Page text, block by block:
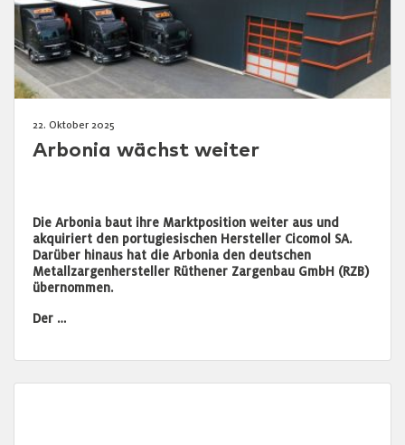
22. Oktober 2025
Arbonia wächst weiter
Die Arbonia baut ihre Marktposition weiter aus und
akquiriert den portugiesischen Hersteller Cicomol SA.
Darüber hinaus hat die Arbonia den deutschen
Metallzargenhersteller Rüthener Zargenbau GmbH (RZB)
übernommen.
Der …